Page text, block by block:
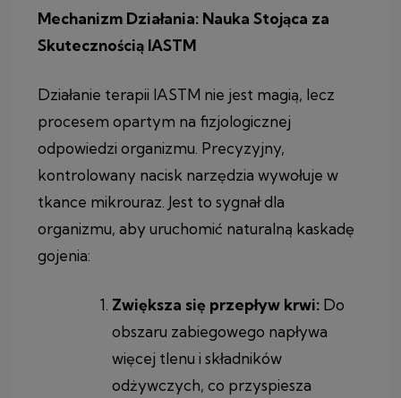
Mechanizm Działania: Nauka Stojąca za
Skutecznością IASTM
Działanie terapii IASTM nie jest magią, lecz
procesem opartym na fizjologicznej
odpowiedzi organizmu. Precyzyjny,
kontrolowany nacisk narzędzia wywołuje w
tkance mikrouraz. Jest to sygnał dla
organizmu, aby uruchomić naturalną kaskadę
gojenia:
Zwiększa się przepływ krwi: Do
obszaru zabiegowego napływa
więcej tlenu i składników
odżywczych, co przyspiesza